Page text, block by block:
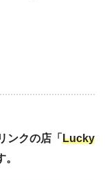
ンクの店「 Lucky